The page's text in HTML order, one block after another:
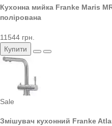
Кухонна мийка Franke Maris
полірована
11544 грн.
Купити
Sale
Змішувач кухонний Franke